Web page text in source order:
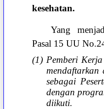
kesehatan.
Yang
Pasal 15 UU
(1) Pemberi
mendaftarkan
sebagai
dengan
diikuti.